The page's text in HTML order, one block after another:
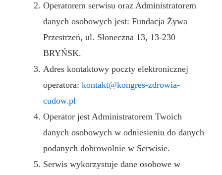
Operatorem serwisu oraz Administratorem
danych osobowych jest: Fundacja Żywa
Przestrzeń, ul. Słoneczna 13, 13-230
BRYŃSK.
Adres kontaktowy poczty elektronicznej
operatora: kontakt@kongres-zdrowia-
cudow.pl
Operator jest Administratorem Twoich
danych osobowych w odniesieniu do danych
podanych dobrowolnie w Serwisie.
Serwis wykorzystuje dane osobowe w